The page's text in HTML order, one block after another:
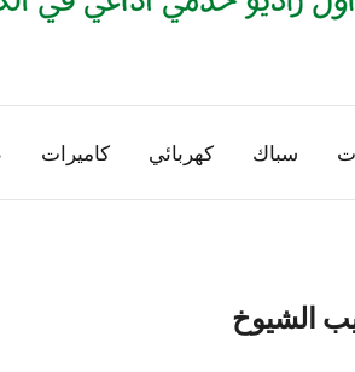
الكويت
منصة
اذاعية
سباك كهربائي كاميرات
الشيوخ